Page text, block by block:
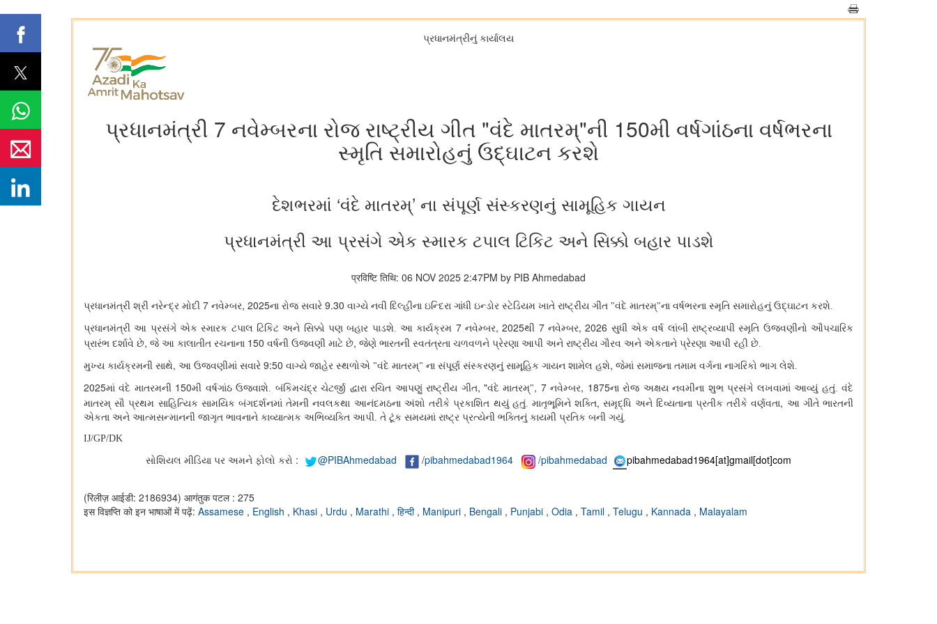
પ્રધાનમંત્રીનું કાર્યાલય
પ્રધાનમંત્રી 7 નવેમ્બરના રોજ રાષ્ટ્રીય ગીત "વંદે માતરમ્"ની 150મી વર્ષગાંઠના વર્ષભરના
સ્મૃતિ સમારોહનું ઉદ્ઘાટન કરશે
દેશભરમાં ‘વંદે માતરમ્’ ના સંપૂર્ણ સંસ્કરણનું સામૂહિક ગાયન
પ્રધાનમંત્રી આ પ્રસંગે એક સ્મારક ટપાલ ટિકિટ અને સિક્કો બહાર પાડશે
प्रविष्टि तिथि: 06 NOV 2025 2:47PM by PIB Ahmedabad
પ્રધાનમંત્રી શ્રી નરેન્દ્ર મોદી 7 નવેમ્બર, 2025ના રોજ સવારે 9.30 વાગ્યે નવી દિલ્હીના ઇન્દિરા ગાંધી ઇન્ડોર સ્ટેડિયમ ખાતે રાષ્ટ્રીય ગીત "વંદે માતરમ્"ના વર્ષભરના સ્મૃતિ સમારોહનું ઉદ્ઘાટન કરશે.
પ્રધાનમંત્રી આ પ્રસંગે એક સ્મારક ટપાલ ટિકિટ અને સિક્કો પણ બહાર પાડશે. આ કાર્યક્રમ 7નવેમ્બર, 2025થી 7નવેમ્બર, 2026 સુધી એક વર્ષ લાંબી રાષ્ટ્રવ્યાપી સ્મૃતિ ઉજવણીનો ઔપચારિક
પ્રારંભ દર્શાવે છે, જે આ કાલાતીત રચનાના 150 વર્ષની ઉજવણી માટે છે, જેણે ભારતની સ્વતંત્રતા ચળવળને પ્રેરણા આપી અને રાષ્ટ્રીય ગૌરવ અને એકતાને પ્રેરણા આપી રહી છે.
મુખ્ય કાર્યક્રમની સાથે, આ ઉજવણીમાં સવારે 9:50 વાગ્યે જાહેર સ્થળોએ "વંદે માતરમ્" ના સંપૂર્ણ સંસ્કરણનું સામૂહિક ગાયન શામેલ હશે, જેમાં સમાજના તમામ વર્ગના નાગરિકો ભાગ લેશે.
2025માં વંદે માતરમની 150મી વર્ષગાંઠ ઉજવાશે. બંકિમચંદ્ર ચેટર્જી દ્વારા રચિત આપણું રાષ્ટ્રીય ગીત, "વંદે માતરમ્", 7નવેમ્બર, 1875નારોજ અક્ષય નવમીના શુભ પ્રસંગે લખવામાં આવ્યું હતું. વંદે
માતરમ્ સૌ પ્રથમ સાહિત્યિક સામયિક બંગદર્શનમાં તેમની નવલકથા આનંદમઠના અંશો તરીકે પ્રકાશિત થયું હતું. માતૃભૂમિને શક્તિ,સમૃદ્ધિ અને દિવ્યતાના પ્રતીક તરીકે વર્ણવતા, આ ગીતે ભારતની
એકતા અને આત્મસન્માનની જાગૃત ભાવનાને કાવ્યાત્મક અભિવ્યક્તિ આપી. તે ટૂંક સમયમાં રાષ્ટ્ર પ્રત્યેની ભક્તિનું કાયમી પ્રતિક બની ગયું.
IJ/GP/DK
સોશિયલ મીડિયા પર અમને ફોલો કરો : @PIBAhmedabad /pibahmedabad1964 /pibahmedabad pibahmedabad1964[at]gmail[dot]com
(रिलीज़ आईडी: 2186934) आगंतुक पटल : 275
इस विज्ञप्ति को इन भाषाओं में पढ़ें: Assamese , English , Khasi , Urdu , Marathi , हिन्दी , Manipuri , Bengali , Punjabi , Odia , Tamil , Telugu , Kannada , Malayalam